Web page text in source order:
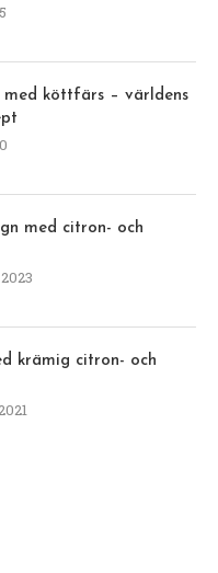
med köttfärs – världens
med citron- och
krämig citron- och